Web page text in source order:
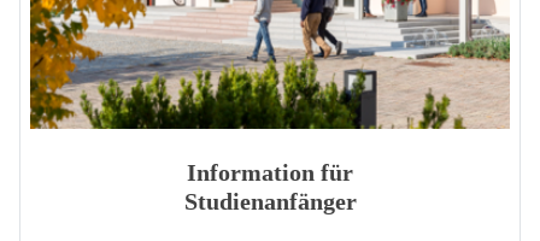
Information für
Studienanfänger